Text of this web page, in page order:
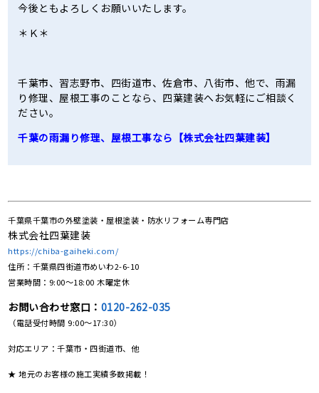
今後ともよろしくお願いいたします。
＊Ｋ＊
千葉市、習志野市、四街道市、佐倉市、八街市、他で、雨漏
り修理、屋根工事のことなら、四葉建装へお気軽にご相談く
ださい。
千葉の雨漏り修理、屋根工事なら【株式会社四葉建装】
千葉県千葉市の外壁塗装・屋根塗装・防水リフォーム専門店
株式会社四葉建装
https://chiba-gaiheki.com/
住所：千葉県四街道市めいわ2-6-10
営業時間：9:00〜18:00 木曜定休
お問い合わせ窓口： 0120-262-035
（電話受付時間 9:00〜17:30）
対応エリア：千葉市・四街道市、他
★ 地元のお客様の施工実績多数掲載！